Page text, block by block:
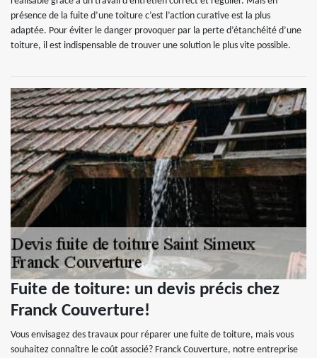
présence de la fuite d’une toiture c’est l’action curative est la plus
adaptée. Pour éviter le danger provoquer par la perte d’étanchéité d’une
toiture, il est indispensable de trouver une solution le plus vite possible.
Fuite de toiture: un devis précis chez
Franck Couverture!
Vous envisagez des travaux pour réparer une fuite de toiture, mais vous
souhaitez connaître le coût associé? Franck Couverture, notre entreprise